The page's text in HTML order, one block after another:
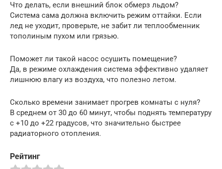
Что делать, если внешний блок обмерз льдом?
Система сама должна включить режим оттайки. Если
лед не уходит, проверьте, не забит ли теплообменник
тополиным пухом или грязью.
Поможет ли такой насос осушить помещение?
Да, в режиме охлаждения система эффективно удаляет
лишнюю влагу из воздуха, что полезно летом.
Сколько времени занимает прогрев комнаты с нуля?
В среднем от 30 до 60 минут, чтобы поднять температуру
с +10 до +22 градусов, что значительно быстрее
радиаторного отопления.
Рейтинг